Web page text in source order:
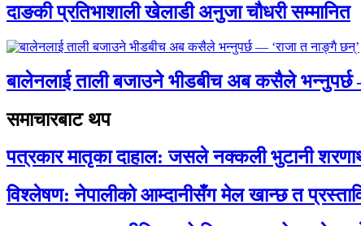
दाङकी प्रतिभाशाली खेलाडी अनुजा चौधरी सम्मानित
बालेनलाई ताली बजाउने भीडबीच अब कसैले
समाचारबाट थप
पत्रकार मातृका दाहाल: जसले नक्कली भुटानी
विश्लेषण: नेपालीको आम्दानीसँग मेल खान्छ त